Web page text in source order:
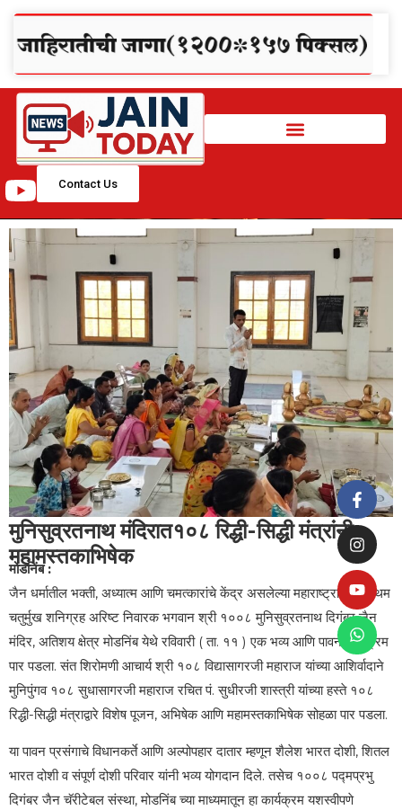
Contact Us
मुनिसुव्रतनाथ मंदिरात१०८ रिद्धी-सिद्धी मंत्रांनी
महामस्तकाभिषेक
मोडनिंब :
जैन धर्मातील भक्ती, अध्यात्म आणि चमत्कारांचे केंद्र असलेल्या महाराष्ट्रातील प्रथम
चतुर्मुख शनिग्रह अरिष्ट निवारक भगवान श्री १००८ मुनिसुव्रतनाथ दिगंबर जैन
मंदिर, अतिशय क्षेत्र मोडनिंब येथे रविवारी ( ता. ११ ) एक भव्य आणि पावन कार्यक्रम
पार पडला. संत शिरोमणी आचार्य श्री १०८ विद्यासागरजी महाराज यांच्या आशिर्वादाने
मुनिपुंगव १०८ सुधासागरजी महाराज रचित पं. सुधीरजी शास्त्री यांच्या हस्ते १०८
रिद्धी-सिद्धी मंत्राद्वारे विशेष पूजन, अभिषेक आणि महामस्तकाभिषेक सोहळा पार पडला.
या पावन प्रसंगाचे विधानकर्ते आणि अल्पोपहार दातार म्हणून शैलेश भारत दोशी, शितल
भारत दोशी व संपूर्ण दोशी परिवार यांनी भव्य योगदान दिले. तसेच १००८ पद्मप्रभु
दिगंबर जैन चॅरीटेबल संस्था, मोडनिंब च्या माध्यमातून हा कार्यक्रम यशस्वीपणे